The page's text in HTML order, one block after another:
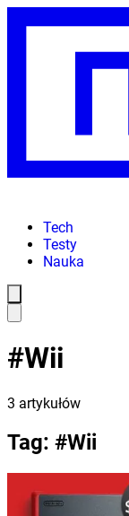
Tech
Testy
Nauka
#Wii
3 artykułów
Tag: #Wii